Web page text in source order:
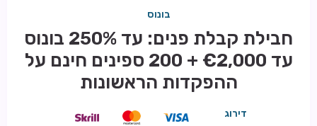
בונוס
חבילת קבלת פנים: עד 250% בונוס
עד €2,000 + 200 ספינים חינם על
ההפקדות הראשונות
דירוג